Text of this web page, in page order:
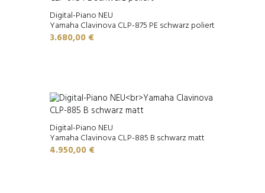
Digital-Piano NEU
Yamaha Clavinova CLP-875 PE schwarz poliert
3.680,00 €
Digital-Piano NEU
Yamaha Clavinova CLP-885 B schwarz matt
4.950,00 €